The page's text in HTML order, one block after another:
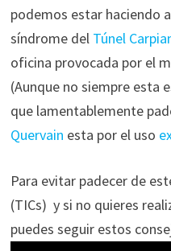
podemos estar haciendo
síndrome del Túnel
oficina provocada por el
(Aunque no siempre esta
que lamentablemente
Quervain esta por el uso
Para evitar padecer de
(TICs) y si no quieres
puedes seguir estos